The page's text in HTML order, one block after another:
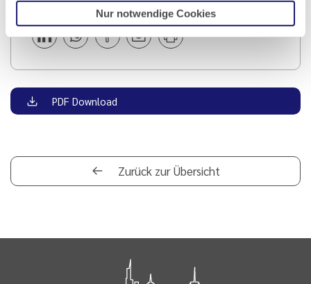
Nur notwendige Cookies
Teilen
PDF Download
Zurück zur Übersicht